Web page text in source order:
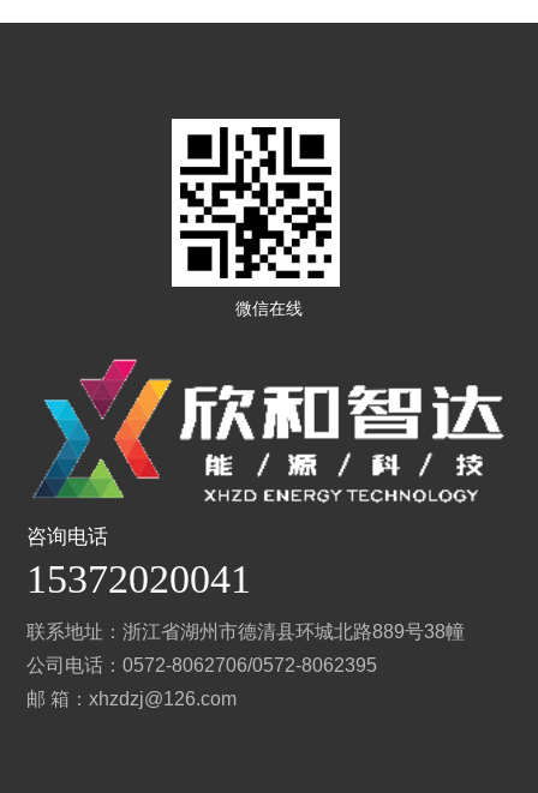
微信在线
咨询电话
15372020041
联系地址：浙江省湖州市德清县环城北路889号38幢
公司电话：0572-8062706/0572-8062395
邮 箱：xhzdzj@126.com